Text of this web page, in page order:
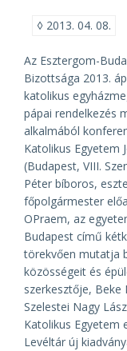
◊ 2013. 04. 08.
Az Esztergom-
Bizottsága 2013.
katolikus
pápai rendelkezés
alkalmából
Katolikus Egyetem
(Budapest, VIII.
Péter bíboros,
főpolgármester
OPraem, az
Budapest című
törekvően mutatja
közösségeit és
szerkesztője,
Szelestei Nagy
Katolikus Egyetem
Levéltár új